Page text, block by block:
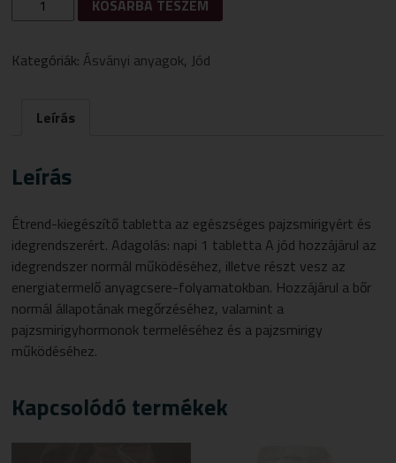
JODOVIT
MENNYISÉG
KOSÁRBA TESZEM
Kategóriák: Ásványi anyagok, Jód
Leírás
Leírás
Étrend-kiegészítő tabletta az egészséges pajzsmirigyért és
idegrendszerért. Adagolás: napi 1 tabletta A jód hozzájárul az
idegrendszer normál működéséhez, illetve részt vesz az
energiatermelő anyagcsere-folyamatokban. Hozzájárul a bőr
normál állapotának megőrzéséhez, valamint a
pajzsmirigyhormonok termeléséhez és a pajzsmirigy
működéséhez.
Kapcsolódó termékek